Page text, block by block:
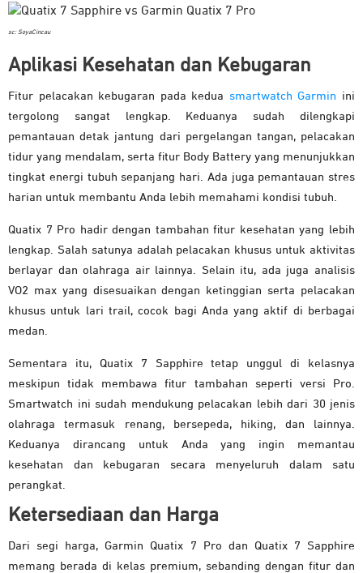
sc: SoyaCincau
Aplikasi Kesehatan dan Kebugaran
Fitur pelacakan kebugaran pada kedua smartwatch Garmin ini
tergolong sangat lengkap. Keduanya sudah dilengkapi
pemantauan detak jantung dari pergelangan tangan, pelacakan
tidur yang mendalam, serta fitur Body Battery yang menunjukkan
tingkat energi tubuh sepanjang hari. Ada juga pemantauan stres
harian untuk membantu Anda lebih memahami kondisi tubuh.
Quatix 7 Pro hadir dengan tambahan fitur kesehatan yang lebih
lengkap. Salah satunya adalah pelacakan khusus untuk aktivitas
berlayar dan olahraga air lainnya. Selain itu, ada juga analisis
VO2 max yang disesuaikan dengan ketinggian serta pelacakan
khusus untuk lari trail, cocok bagi Anda yang aktif di berbagai
medan.
Sementara itu, Quatix 7 Sapphire tetap unggul di kelasnya
meskipun tidak membawa fitur tambahan seperti versi Pro.
Smartwatch ini sudah mendukung pelacakan lebih dari 30 jenis
olahraga termasuk renang, bersepeda, hiking, dan lainnya.
Keduanya dirancang untuk Anda yang ingin memantau
kesehatan dan kebugaran secara menyeluruh dalam satu
perangkat.
Ketersediaan dan Harga
Dari segi harga, Garmin Quatix 7 Pro dan Quatix 7 Sapphire
memang berada di kelas premium, sebanding dengan fitur dan